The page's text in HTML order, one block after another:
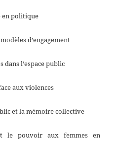
en politique
d’engagement
dans l’espace public
aux violences
et la mémoire collective
le pouvoir aux femmes en